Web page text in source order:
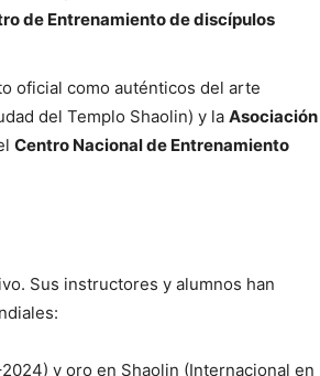
de Entrenamiento de discípulos
oficial como auténticos del arte
del Templo Shaolin) y la Asociación
Centro Nacional de Entrenamiento
Sus instructores y alumnos han
y oro en Shaolin (Internacional en